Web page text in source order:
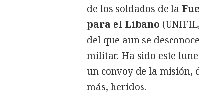
de los soldados de la
para el Líbano
del que aun se
militar. Ha sido este
un convoy de la misión,
más, heridos.